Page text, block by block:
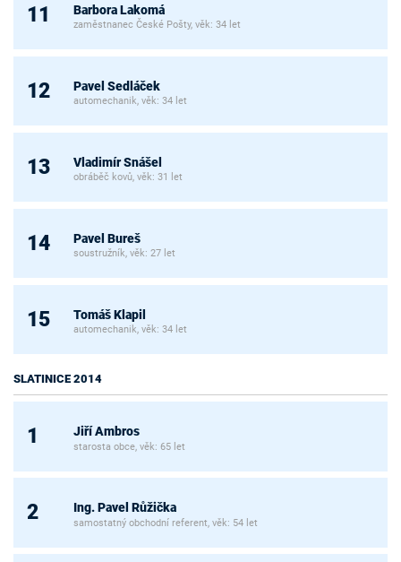
11 Barbora Lakomá
zaměstnanec České Pošty, věk: 34 let
12 Pavel Sedláček
automechanik, věk: 34 let
13 Vladimír Snášel
obráběč kovů, věk: 31 let
14 Pavel Bureš
soustružník, věk: 27 let
15 Tomáš Klapil
automechanik, věk: 34 let
SLATINICE 2014
1 Jiří Ambros
starosta obce, věk: 65 let
2 Ing. Pavel Růžička
samostatný obchodní referent, věk: 54 let